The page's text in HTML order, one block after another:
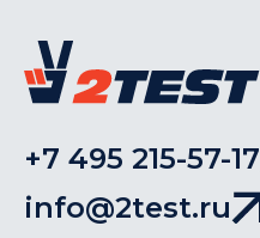
+7 495 215-57-17
info@2test.ru